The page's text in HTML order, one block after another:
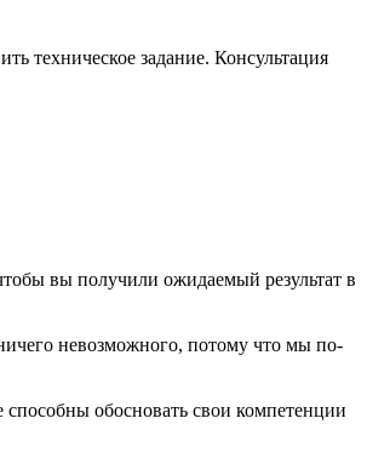
техническое задание. Консультация
вы получили ожидаемый результат в
невозможного, потому что мы по-
обосновать свои компетенции